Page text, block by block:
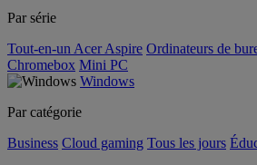
Par série
Tout-en-un Acer Aspire Ordinateurs de
Chromebox Mini PC
Windows
Par catégorie
Business Cloud gaming Tous les jours